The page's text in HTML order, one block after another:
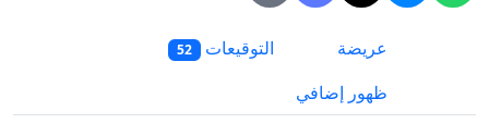
عريضة التوقيعات 52
ظهور إضافي